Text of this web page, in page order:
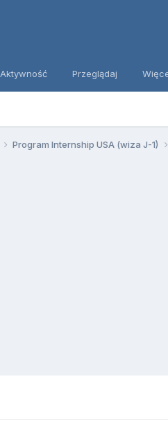
Aktywność Przeglądaj
Program Internship USA (wiza J-1)